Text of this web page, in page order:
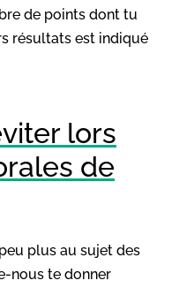
de points dont tu
résultats est indiqué
lors
de
plus au sujet des
nous te donner